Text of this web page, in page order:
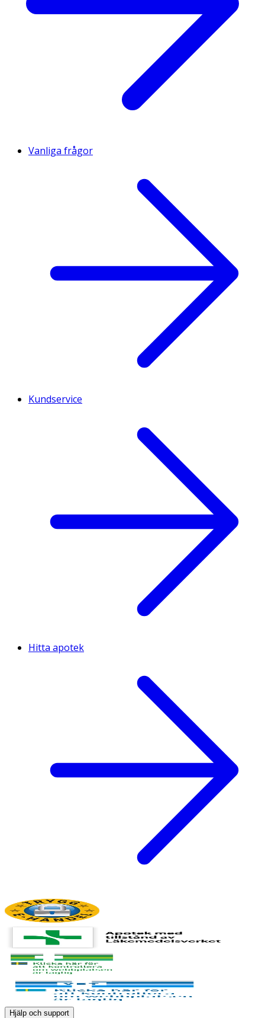
Vanliga frågor
Kundservice
Hitta apotek
Hjälp och support